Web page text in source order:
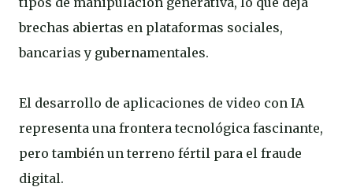
brechas abiertas en plataformas sociales,
bancarias y gubernamentales.
El desarrollo de aplicaciones de video con IA
representa una frontera tecnológica fascinante,
pero también un terreno fértil para el fraude
digital.